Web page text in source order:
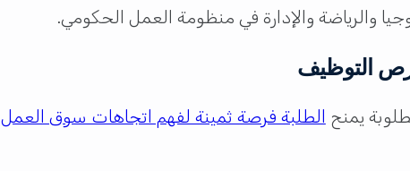
والرياضة والإدارة في منظومة العمل الحكومي.
التوظيف
يمنح الطلبة فرصة ثمينة لفهم اتجاهات سوق العمل